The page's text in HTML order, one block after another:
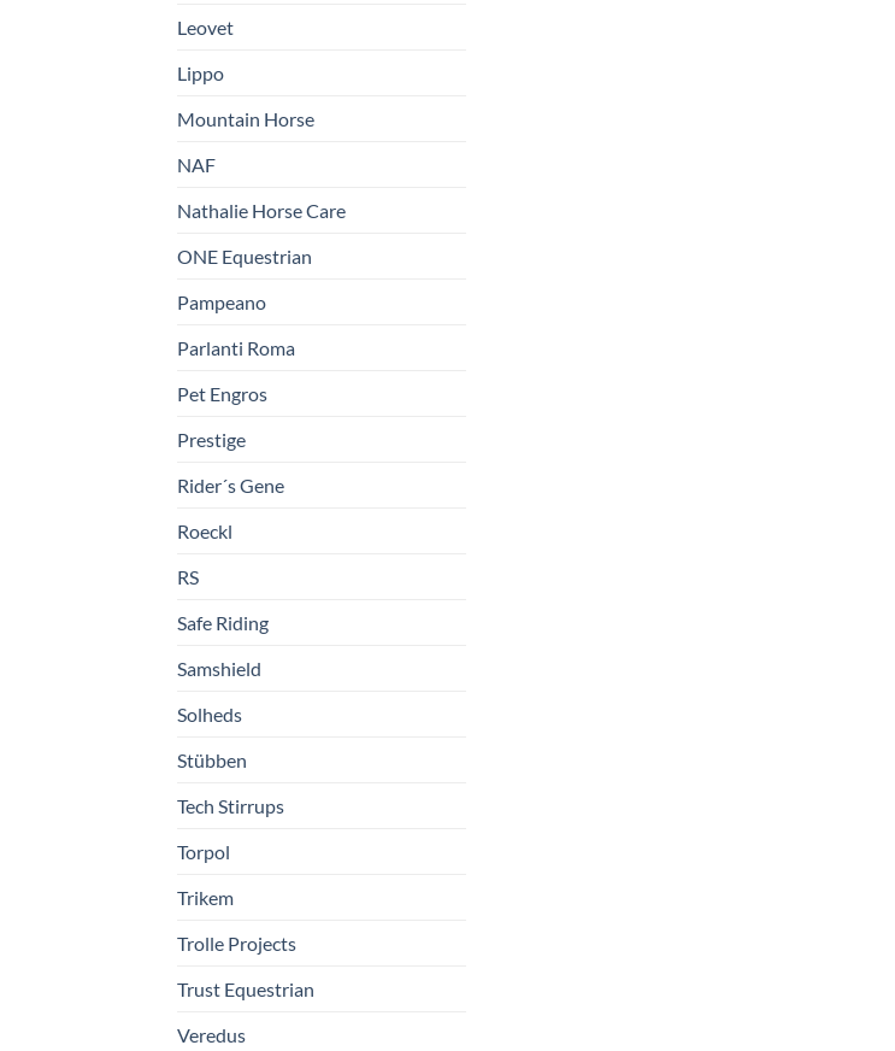
Leovet
Lippo
Mountain Horse
NAF
Nathalie Horse Care
ONE Equestrian
Pampeano
Parlanti Roma
Pet Engros
Prestige
Rider´s Gene
Roeckl
RS
Safe Riding
Samshield
Solheds
Stübben
Tech Stirrups
Torpol
Trikem
Trolle Projects
Trust Equestrian
Veredus